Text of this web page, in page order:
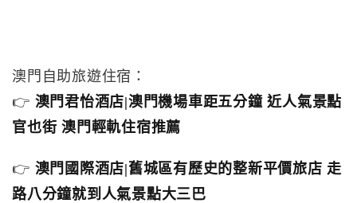
澳門自助旅遊住宿：
👉 澳門君怡酒店|澳門機場車距五分鐘 近人氣景點
官也街 澳門輕軌住宿推薦
👉 澳門國際酒店|舊城區有歷史的整新平價旅店 走
路八分鐘就到人氣景點大三巴